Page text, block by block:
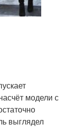
модели с
выглядел